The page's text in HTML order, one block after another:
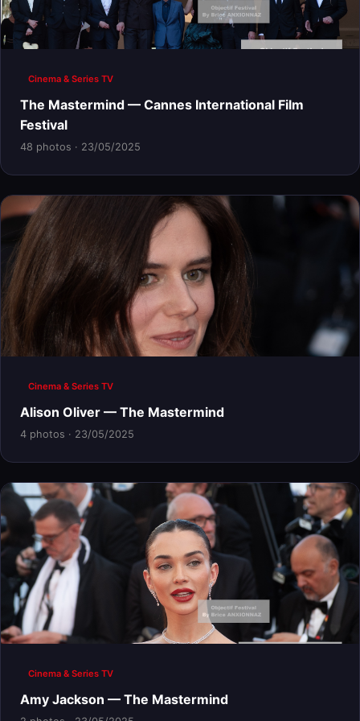
Cinema & Series TV
The Mastermind — Cannes International Film
Festival
48 photos · 23/05/2025
Cinema & Series TV
Alison Oliver — The Mastermind
4 photos · 23/05/2025
Cinema & Series TV
Amy Jackson — The Mastermind